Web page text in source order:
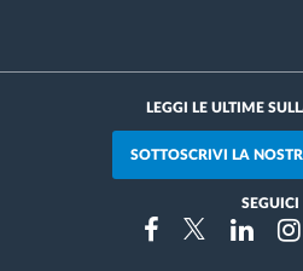
LEGGI LE ULTIME
SOTTOSCRIVI LA
SEGUICI
FacebookTwitterLinkedin